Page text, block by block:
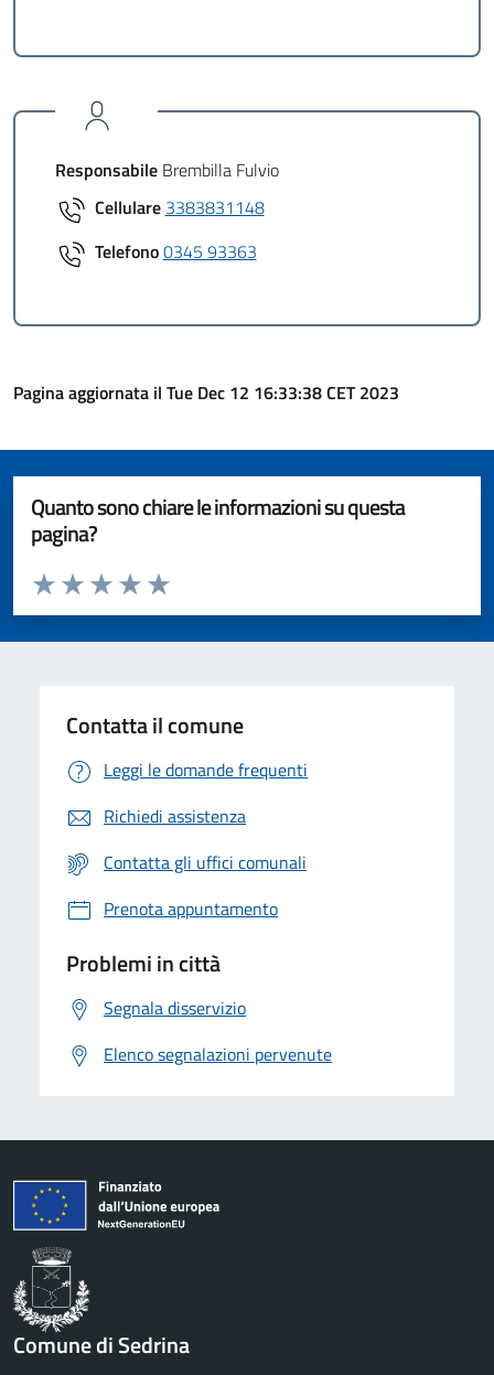
ResponsabileBrembilla Fulvio
Cellulare 3383831148
Telefono0345 93363
Pagina aggiornata il Tue Dec 12 16:33:38 CET 2023
Quanto sono chiare le informazioni su questa
pagina?
Valuta da 1 a 5 stelle la pagina
Valuta 5 stelle su 5
Valuta 4 stelle su 5
Valuta 3 stelle su 5
Valuta 2 stelle su 5
Valuta 1 stelle su 5
Contatta il comune
Leggi le domande frequenti
Richiedi assistenza
Contatta gli uffici comunali
Prenota appuntamento
Problemi in città
Segnala disservizio
Elenco segnalazioni pervenute
Comune di Sedrina